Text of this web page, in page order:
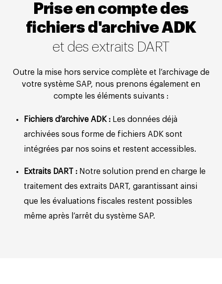
Prise en compte des
fichiers d'archive ADK
et des extraits DART
Outre la mise hors service complète et l’archivage de
votre système SAP, nous prenons également en
compte les éléments suivants :
Fichiers d’archive ADK : Les données déjà
archivées sous forme de fichiers ADK sont
intégrées par nos soins et restent accessibles.
Extraits DART : Notre solution prend en charge le
traitement des extraits DART, garantissant ainsi
que les évaluations fiscales restent possibles
même après l’arrêt du système SAP.